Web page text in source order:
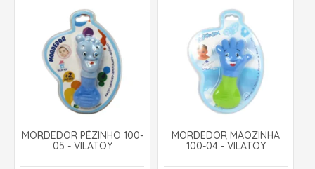
MORDEDOR PÉZINHO 100-
05 - VILATOY
MORDEDOR MÃOZINHA
100-04 - VILATOY